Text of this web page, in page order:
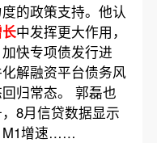
的政策支持。他认
中发挥更大作用，
快专项债发行进
解融资平台债务风
归常态。 郭磊也
8月信贷数据显示
M1增速……